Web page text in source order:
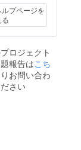
はお好
を選べ
ます(詳
リター
ンお届
け時に
ご案内)
年分の
もセッ
トに！
ナル
パッ
ケージ
に購入
しみく
ださ
い。
ルプページを
る
ロジェクト
報告はこち
お問い合わ
さい